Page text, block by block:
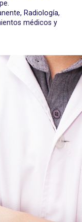
Radiología,
médicos y